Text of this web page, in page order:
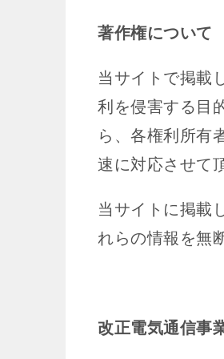
著作権について
当サイトで掲載
利を侵害する目
ら、各権利所有
速に対応させて
当サイトに掲載
れらの情報を無
改正電気通信事